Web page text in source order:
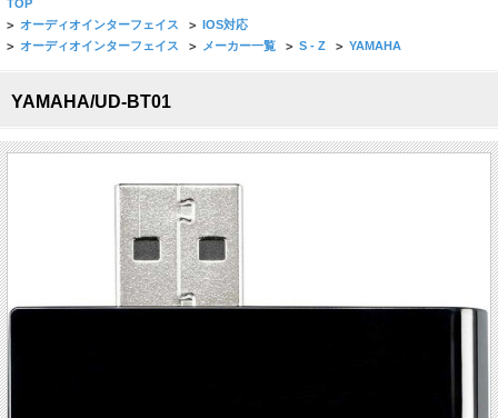
TOP
> オーディオインターフェイス > IOS対応
> オーディオインターフェイス > メーカー一覧 > S - Z > YAMAHA
YAMAHA/UD-BT01